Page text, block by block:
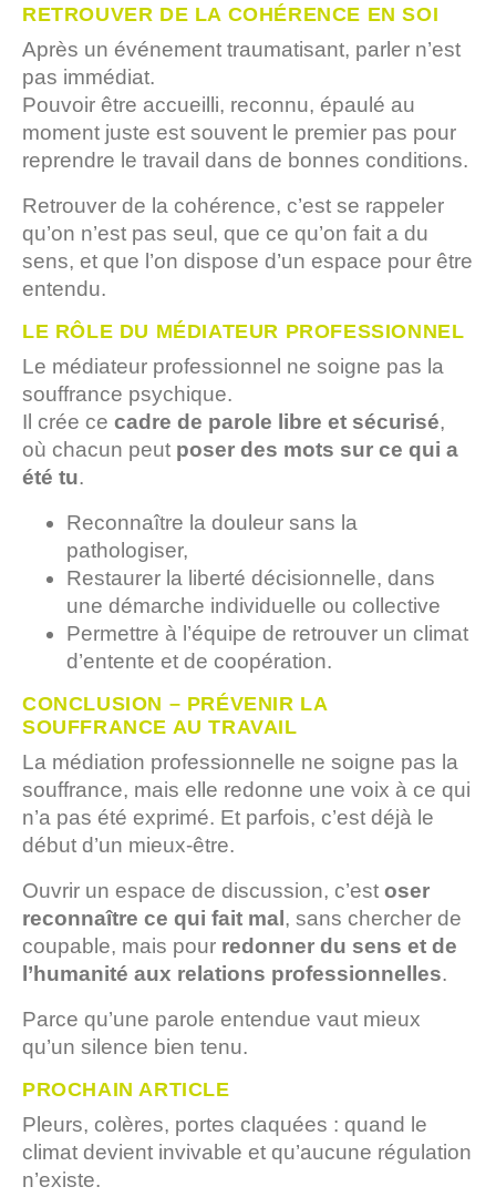
RETROUVER DE LA COHÉRENCE EN SOI
Après un événement traumatisant, parler n’est
pas immédiat.
Pouvoir être accueilli, reconnu, épaulé au
moment juste est souvent le premier pas pour
reprendre le travail dans de bonnes conditions.
Retrouver de la cohérence, c’est se rappeler
qu’on n’est pas seul, que ce qu’on fait a du
sens, et que l’on dispose d’un espace pour être
entendu.
LE RÔLE DU MÉDIATEUR PROFESSIONNEL
Le médiateur professionnel ne soigne pas la
souffrance psychique.
Il crée ce cadre de parole libre et sécurisé,
où chacun peut poser des mots sur ce qui a
été tu.
Reconnaître la douleur sans la
pathologiser,
Restaurer la liberté décisionnelle, dans
une démarche individuelle ou collective
Permettre à l’équipe de retrouver un climat
d’entente et de coopération.
CONCLUSION – PRÉVENIR LA
SOUFFRANCE AU TRAVAIL
La médiation professionnelle ne soigne pas la
souffrance, mais elle redonne une voix à ce qui
n’a pas été exprimé. Et parfois, c’est déjà le
début d’un mieux-être.
Ouvrir un espace de discussion, c’est oser
reconnaître ce qui fait mal , sans chercher de
coupable, mais pour redonner du sens et de
l’humanité aux relations professionnelles.
Parce qu’une parole entendue vaut mieux
qu’un silence bien tenu.
PROCHAIN ARTICLE
Pleurs, colères, portes claquées : quand le
climat devient invivable et qu’aucune régulation
n’existe.